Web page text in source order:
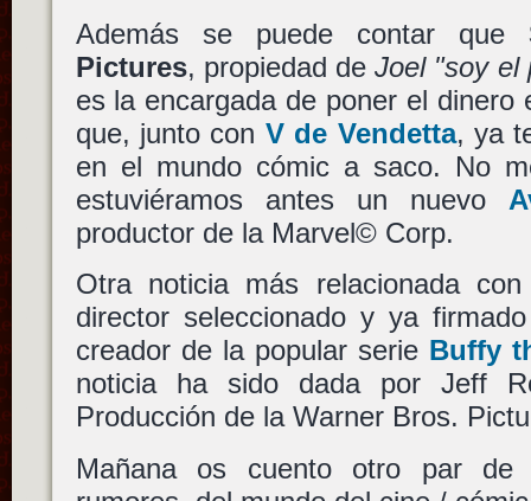
Además se puede contar que
Pictures, propiedad deJoel "soy el
es la encargada de poner el dinero
que, junto con V de Vendetta, ya
en el mundo cómic a saco. No
estuviéramos antes un nuevo
productor de la Marvel© Corp.
Otra noticia más relacionada
director seleccionado y ya
creador de la popular serie Buffy
noticia ha sido dada por Jeff
Producción de la Warner Bros.
Mañana os cuento otro par